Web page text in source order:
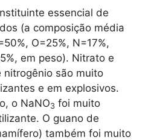
essencial de
(a composição média
O=25%, N=17%,
em peso). Nitrato e
são muito
e em explosivos.
o NaNO3 foi muito
O guano de
também foi muito